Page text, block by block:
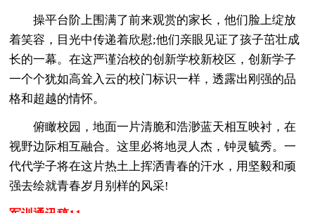
操平台阶上围满了前来观赏的家长，他们脸上绽放
着笑容，目光中传递着欣慰;他们亲眼见证了孩子茁壮成
长的一幕。在这严谨治校的创新学校新校区，创新学子
一个个犹如高耸入云的校门标识一样，透露出刚强的品
格和超越的情怀。
俯瞰校园，地面一片清脆和浩渺蓝天相互映衬，在
视野边际相互融合。这里必将地灵人杰，钟灵毓秀。一
代代学子将在这片热土上挥洒青春的汗水，用坚毅和顽
强去绘就青春岁月别样的风采!